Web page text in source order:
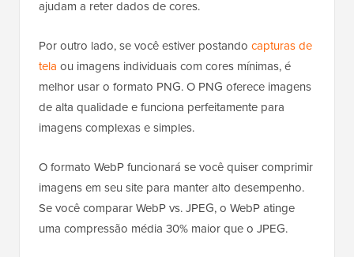
ajudam a reter dados de cores.
Por outro lado, se você estiver postando capturas de
tela ou imagens individuais com cores mínimas, é
melhor usar o formato PNG. O PNG oferece imagens
de alta qualidade e funciona perfeitamente para
imagens complexas e simples.
O formato WebP funcionará se você quiser comprimir
imagens em seu site para manter alto desempenho.
Se você comparar WebP vs. JPEG, o WebP atinge
uma compressão média 30% maior que o JPEG.